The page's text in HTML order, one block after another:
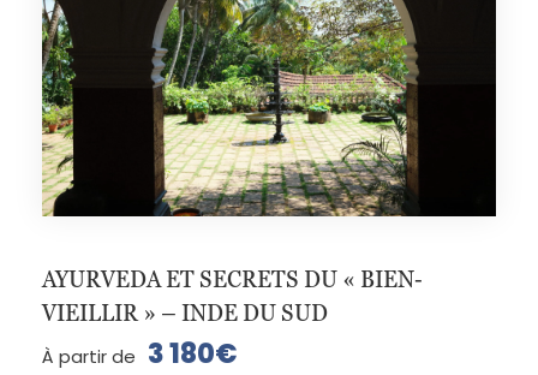
AYURVEDA ET SECRETS DU « BIEN-
VIEILLIR » – INDE DU SUD
À partir de 3 180€